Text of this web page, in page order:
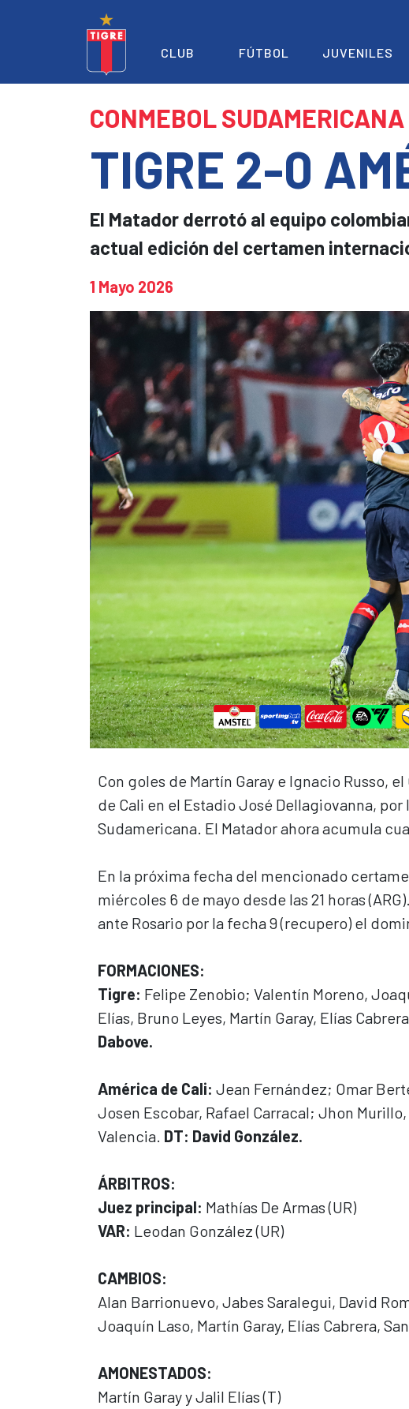
CLUB FÚTBOL JUVENILES
CONMEBOL SUDAMERICANA
TIGRE 2-0
El Matador derrotó al equipo
actual edición del certamen
1 Mayo 2026
Con goles de Martín Garay e Ignacio Russo,
de Cali en el Estadio José Dellagiovanna, por
Sudamericana. El Matador ahora acumula
En la próxima fecha del mencionado
miércoles 6 de mayo desde las 21 horas
ante Rosario por la fecha 9 (recupero) el
FORMACIONES:
Tigre: Felipe Zenobio; Valentín Moreno,
Elías, Bruno Leyes, Martín Garay, Elías
Dabove.
América de Cali: Jean Fernández; Omar
Josen Escobar, Rafael Carracal; Jhon
Valencia. DT: David González.
ÁRBITROS:
Juez principal: Mathías De Armas (UR)
VAR: Leodan González (UR)
CAMBIOS:
Alan Barrionuevo, Jabes Saralegui, David
Joaquín Laso, Martín Garay, Elías Cabrera,
AMONESTADOS:
Martín Garay y Jalil Elías (T)